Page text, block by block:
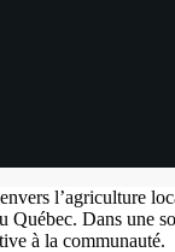
l’agriculture
Dans une
à la communauté.